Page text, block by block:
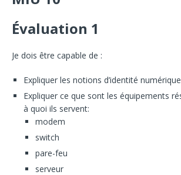
Évaluation 1
Je dois être capable de :
Expliquer les notions d’identité
Expliquer ce que sont les équipements
à quoi ils servent:
modem
switch
pare-feu
serveur